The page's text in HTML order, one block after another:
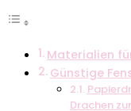
Materialien
Günstige
Drachen